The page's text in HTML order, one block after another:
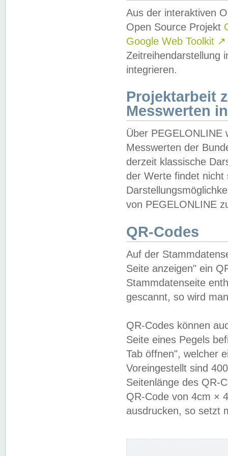
Aus der interaktiven
Open Source Projekt
Google Web Toolkit ↗
Zeitreihendarstellung
integrieren.
Projektarbeit
Messwerten
Über PEGELONLINE
Messwerten der
derzeit klassische
der Werte findet
von PEGELONLINE
QR-Codes
Auf der
Seite anzeigen" ein
Stammdatenseite
gescannt, so wird
QR-Codes können
Seite eines Pegels
Tab öffnen", welcher
Voreingestellt sind
Seitenlänge des QR-
QR-Code von 4cm ×
ausdrucken, so setzt